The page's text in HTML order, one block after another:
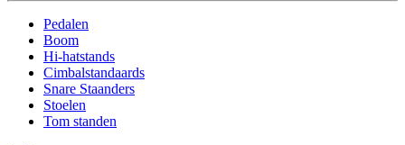
Pedalen
Boom
Hi-hatstands
Cimbalstandaards
Snare Staanders
Stoelen
Tom standen